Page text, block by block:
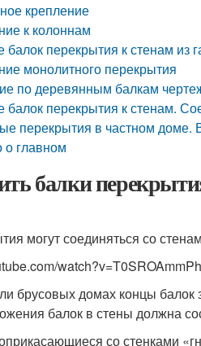
крепление
к колоннам
балок перекрытия к стенам из
монолитного перекрытия
по деревянным балкам
балок перекрытия к стенам.
перекрытия в частном доме.
о главном
балки
могут соединяться со
брусовых домах концы балок
балок в стены должна
со стенками